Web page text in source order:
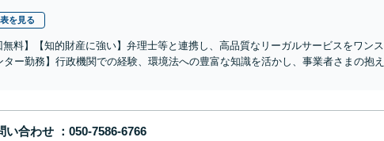
を見る
無料】【知的財産に強い】弁理士等と連携し、高品質なリーガルサービスをワンス
ー勤務】行政機関での経験、環境法への豊富な知識を活かし、事業者さまの抱え
い合わせ